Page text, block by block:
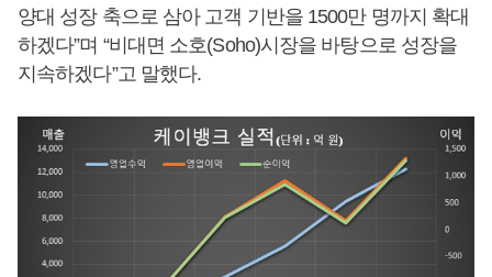
양대 성장 축으로 삼아 고객 기반을 1500만 명까지 확대
하겠다”며 “비대면 소호(Soho)시장을 바탕으로 성장을
지속하겠다”고 말했다.